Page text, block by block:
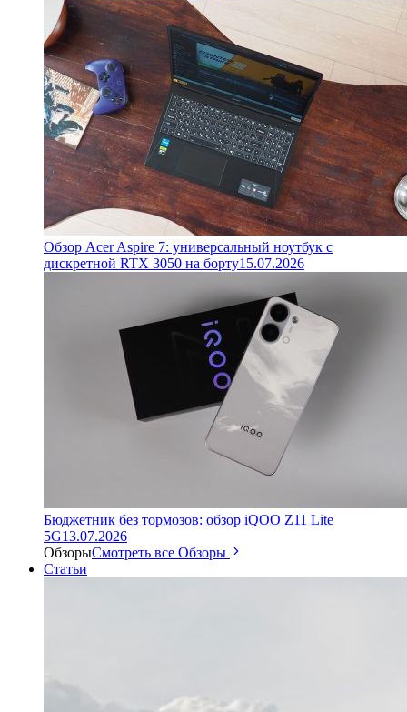
Обзор Acer Aspire 7: универсальный ноутбук с
дискретной RTX 3050 на борту15.07.2026
Бюджетник без тормозов: обзор iQOO Z11 Lite
5G13.07.2026
ОбзорыСмотреть все Обзоры
Статьи